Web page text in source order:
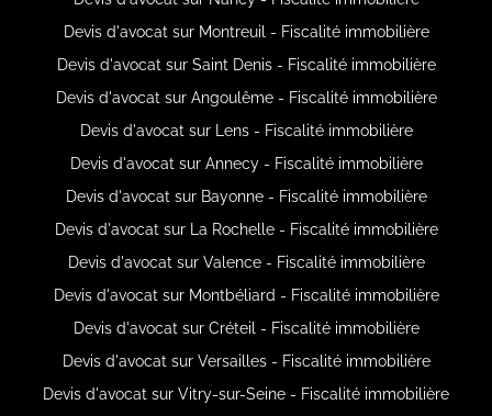
Devis d'avocat sur Montreuil - Fiscalité immobilière
Devis d'avocat sur Saint Denis - Fiscalité immobilière
Devis d'avocat sur Angoulême - Fiscalité immobilière
Devis d'avocat sur Lens - Fiscalité immobilière
Devis d'avocat sur Annecy - Fiscalité immobilière
Devis d'avocat sur Bayonne - Fiscalité immobilière
Devis d'avocat sur La Rochelle - Fiscalité immobilière
Devis d'avocat sur Valence - Fiscalité immobilière
Devis d'avocat sur Montbéliard - Fiscalité immobilière
Devis d'avocat sur Créteil - Fiscalité immobilière
Devis d'avocat sur Versailles - Fiscalité immobilière
Devis d'avocat sur Vitry-sur-Seine - Fiscalité immobilière